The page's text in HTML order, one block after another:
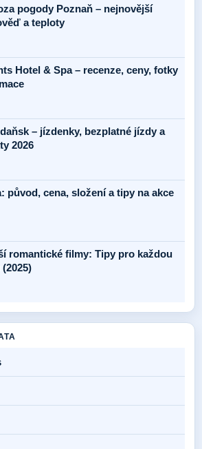
pogody Poznaň – nejnovější
a teploty
Hotel & Spa – recenze, ceny, fotky
– jízdenky, bezplatné jízdy a
2026
původ, cena, složení a tipy na akce
romantické filmy: Tipy pro každou